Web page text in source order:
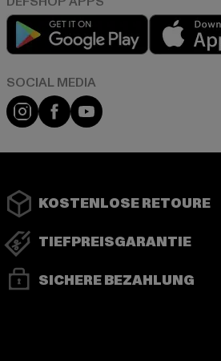
Play market
Instagram
FacebookYouTube
KOSTENLOSE RETOURE
TIEFPREISGARANTIE
SICHERE BEZAHLUNG